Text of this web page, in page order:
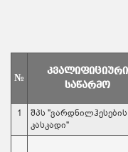
№
კვალიფიციური
საწარმო
1
შპს "ვარდნილჰესების
კასკადი"